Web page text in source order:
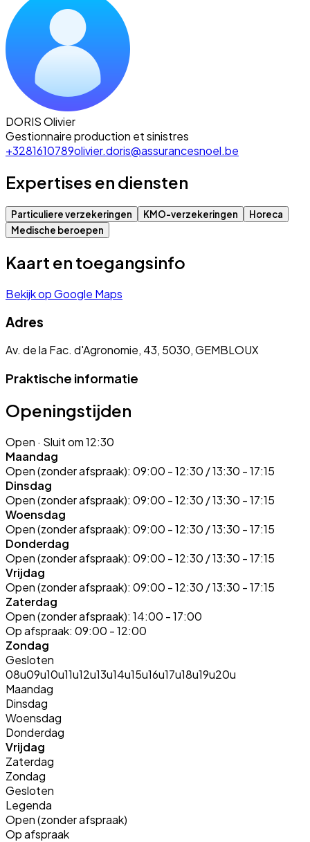
DORIS Olivier
Gestionnaire production et sinistres
+3281610789olivier.doris@assurancesnoel.be
Expertises en diensten
Particuliere verzekeringen KMO-verzekeringen
Horeca
Medische beroepen
Kaart en toegangsinfo
Bekijk op Google Maps
Adres
Av. de la Fac. d'Agronomie, 43, 5030, GEMBLOUX
Praktische informatie
Openingstijden
Open · Sluit om 12:30
Maandag
Open (zonder afspraak): 09:00 - 12:30 / 13:30 - 17:15
Dinsdag
Open (zonder afspraak): 09:00 - 12:30 / 13:30 - 17:15
Woensdag
Open (zonder afspraak): 09:00 - 12:30 / 13:30 - 17:15
Donderdag
Open (zonder afspraak): 09:00 - 12:30 / 13:30 - 17:15
Vrijdag
Open (zonder afspraak): 09:00 - 12:30 / 13:30 - 17:15
Zaterdag
Open (zonder afspraak): 14:00 - 17:00
Op afspraak: 09:00 - 12:00
Zondag
Gesloten
08u09u10u11u12u13u14u15u16u17u18u19u20u
Maandag
Dinsdag
Woensdag
Donderdag
Vrijdag
Zaterdag
Zondag
Gesloten
Legenda
Open (zonder afspraak)
Op afspraak